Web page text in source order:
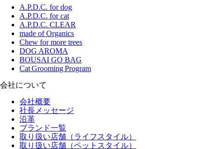
A.P.D.C. for dog
A.P.D.C. for cat
A.P.D.C. CLEAR
made of Organics
Chew for more trees
DOG AROMA
BOUSAI GO BAG
Cat Grooming Program
会社について
会社概要
社長メッセージ
沿革
ブランド一覧
取り扱い店舗（ライフスタイル）
取り扱い店舗（ペットスタイル）